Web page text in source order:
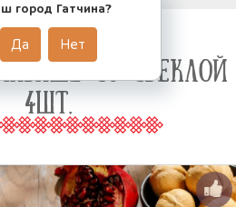
город Гатчина?
Да Нет
СО СВЕКЛОЙ
4ШТ.